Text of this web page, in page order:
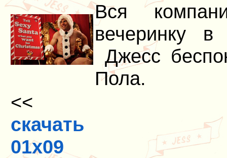
Вся
вечеринку
Джесс
Пола.
<<
скачать
01x09